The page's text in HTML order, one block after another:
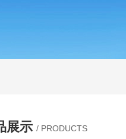
展示 / PRODUCTS